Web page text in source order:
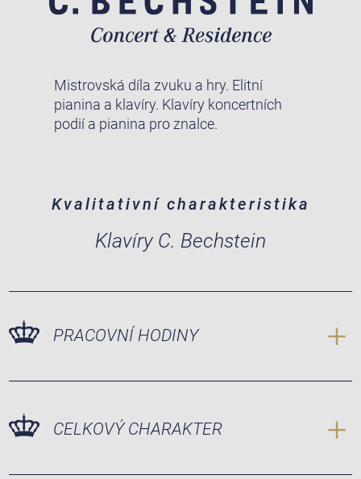
Mistrovská díla zvuku a hry. Elitní
pianina a klavíry. Klavíry koncertních
podií a pianina pro znalce.
Kvalitativní charakteristika
Klavíry C. Bechstein
PRACOVNÍ HODINY
CELKOVÝ CHARAKTER